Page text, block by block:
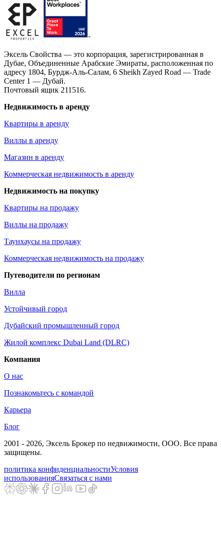
Эксель Свойства — это корпорация, зарегистрированная в
Дубае, Объединенные Арабские Эмираты, расположенная по
адресу 1804, Бурдж-Аль-Салам, 6 Sheikh Zayed Road — Trade
Center 1 — Дубай.
Почтовый ящик 211516.
Недвижимость в аренду
Квартиры в аренду
Виллы в аренду
Магазин в аренду
Коммерческая недвижимость в аренду
Недвижимость на покупку
Квартиры на продажу
Виллы на продажу
Таунхаусы на продажу
Коммерческая недвижимость на продажу
Путеводители по регионам
Вилла
Устойчивый город
Дубайский промышленный город
Жилой комплекс Dubai Land (DLRC)
Компания
О нас
Познакомьтесь с командой
Карьера
Блог
2001 - 2026, Эксель Брокер по недвижимости, ООО. Все права
защищены.
политика конфиденциальностиУсловия
использованияСвязаться с нами